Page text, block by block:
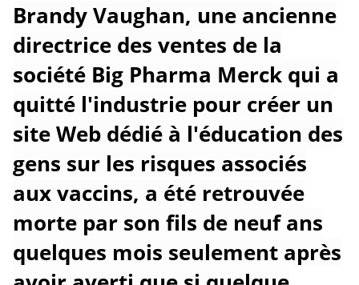
Brandy Vaughan, une ancienne
directrice des ventes de la
société Big Pharma Merck qui a
quitté l'industrie pour créer un
site Web dédié à l'éducation des
gens sur les risques associés
aux vaccins, a été retrouvée
morte par son fils de neuf ans
quelques mois seulement après